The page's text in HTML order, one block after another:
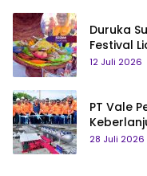
Duruka
Festival
hingga
12 Juli 2026
PT Vale
28 Juli 2026